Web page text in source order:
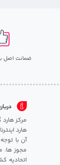
ضمانت اصل
هارد
آن با
مجوز ها:
اتحادیه